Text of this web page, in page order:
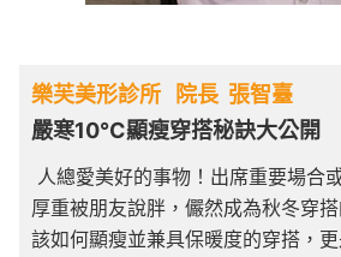
樂芙美形診所 院長 張智臺
嚴寒10°C顯瘦穿搭秘訣大公開
人總愛美好的事物！出席重要場合
厚重被朋友說胖，儼然成為秋冬穿
該如何顯瘦並兼具保暖度的穿搭，